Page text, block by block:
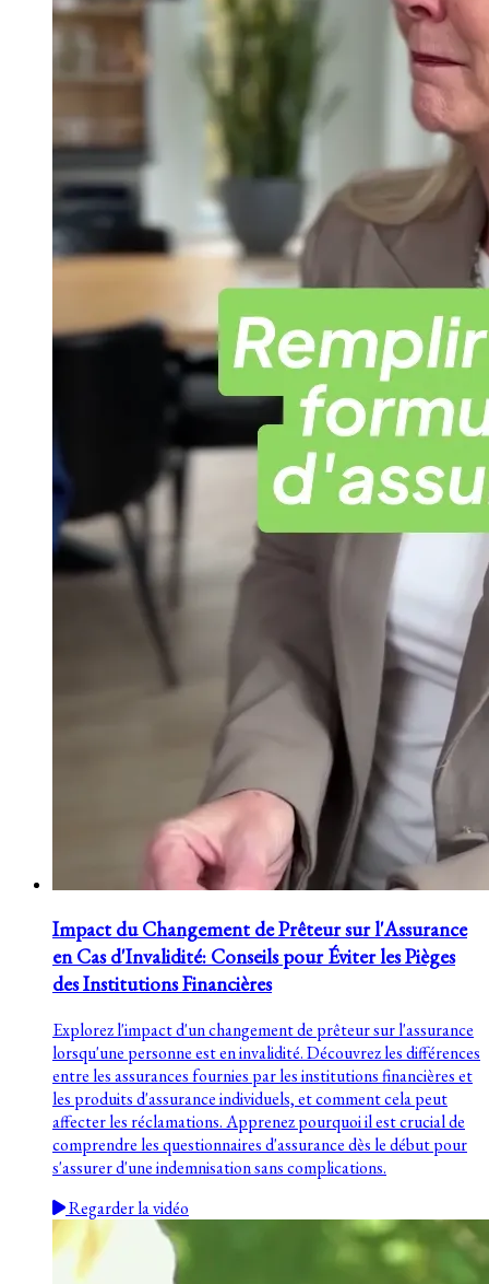
Impact du Changement de Prêteur sur l'Assurance
en Cas d'Invalidité: Conseils pour Éviter les Pièges
des Institutions Financières
Explorez l'impact d'un changement de prêteur sur l'assurance
lorsqu'une personne est en invalidité. Découvrez les différences
entre les assurances fournies par les institutions financières et
les produits d'assurance individuels, et comment cela peut
affecter les réclamations. Apprenez pourquoi il est crucial de
comprendre les questionnaires d'assurance dès le début pour
s'assurer d'une indemnisation sans complications.
Regarder la vidéo